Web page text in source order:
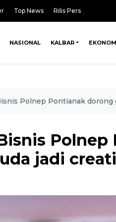
Top News Rilis Pers
NASIONAL KALBAR
Polnep Pontianak
Polnep
jadi